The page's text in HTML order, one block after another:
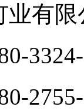
业有限